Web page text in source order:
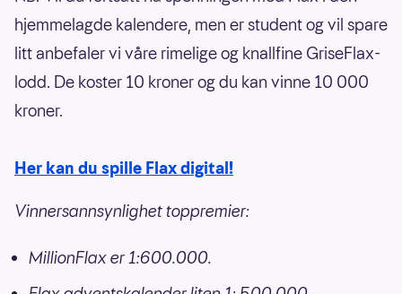
hjemmelagde kalendere, men er student og vil spare
litt anbefaler vi våre rimelige og knallfine GriseFlax-
lodd. De koster 10 kroner og du kan vinne 10 000
kroner.
Her kan du spille Flax digital!
Vinnersannsynlighet toppremier:
MillionFlax er 1:600.000.